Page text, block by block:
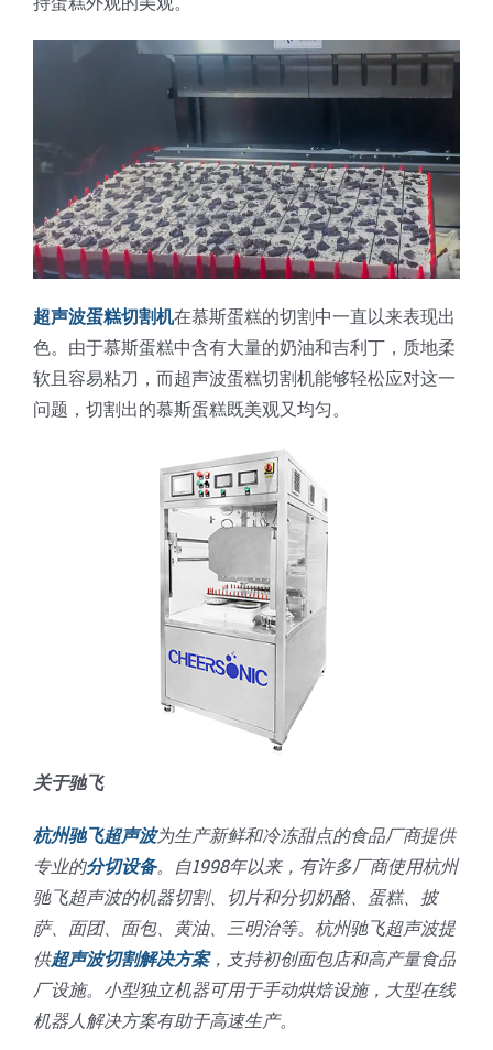
阿胶糕切片
谷物棒切割
超声波蛋糕切割机在慕斯蛋糕的切割中一直以来表现出
色。由于慕斯蛋糕中含有大量的奶油和吉利丁，质地柔
软且容易粘刀，而超声波蛋糕切割机能够轻松应对这一
问题，切割出的慕斯蛋糕既美观又均匀。
关于驰飞
杭州驰飞超声波为生产新鲜和冷冻甜点的食品厂商提供
专业的分切设备。自1998年以来，有许多厂商使用杭州
驰飞超声波的机器切割、切片和分切奶酪、蛋糕、披
萨、面团、面包、黄油、三明治等。杭州驰飞超声波提
供超声波切割解决方案，支持初创面包店和高产量食品
厂设施。小型独立机器可用于手动烘焙设施，大型在线
机器人解决方案有助于高速生产。